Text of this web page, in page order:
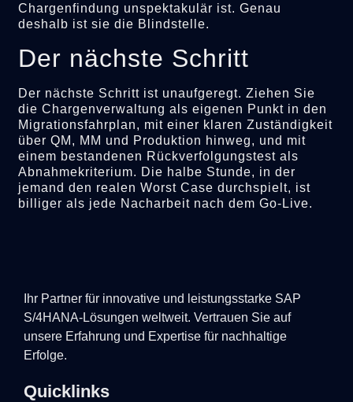
Chargenfindung unspektakulär ist. Genau
deshalb ist sie die Blindstelle.
Der nächste Schritt
Der nächste Schritt ist unaufgeregt. Ziehen Sie
die Chargenverwaltung als eigenen Punkt in den
Migrationsfahrplan, mit einer klaren Zuständigkeit
über QM, MM und Produktion hinweg, und mit
einem bestandenen Rückverfolgungstest als
Abnahmekriterium. Die halbe Stunde, in der
jemand den realen Worst Case durchspielt, ist
billiger als jede Nacharbeit nach dem Go-Live.
Ihr Partner für innovative und leistungsstarke SAP
S/4HANA-Lösungen weltweit. Vertrauen Sie auf
unsere Erfahrung und Expertise für nachhaltige
Erfolge.
Quicklinks